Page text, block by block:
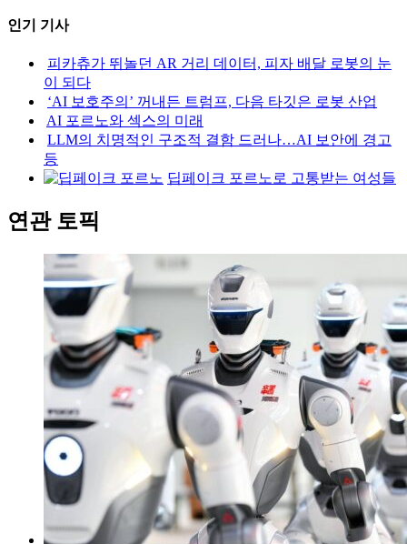
인기 기사
피카츄가 뛰놀던 AR 거리 데이터, 피자 배달 로봇의 눈
이 되다
‘AI 보호주의’ 꺼내든 트럼프, 다음 타깃은 로봇 산업
AI 포르노와 섹스의 미래
LLM의 치명적인 구조적 결함 드러나…AI 보안에 경고
등
딥페이크 포르노로 고통받는 여성들
연관 토픽